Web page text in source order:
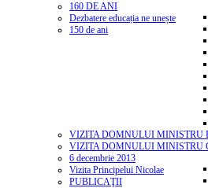
160 DE ANI
Dezbatere educația ne unește
150 de ani
VIZITA DOMNULUI MINISTRU
VIZITA DOMNULUI MINISTRU
6 decembrie 2013
Vizita Principelui Nicolae
PUBLICAŢII